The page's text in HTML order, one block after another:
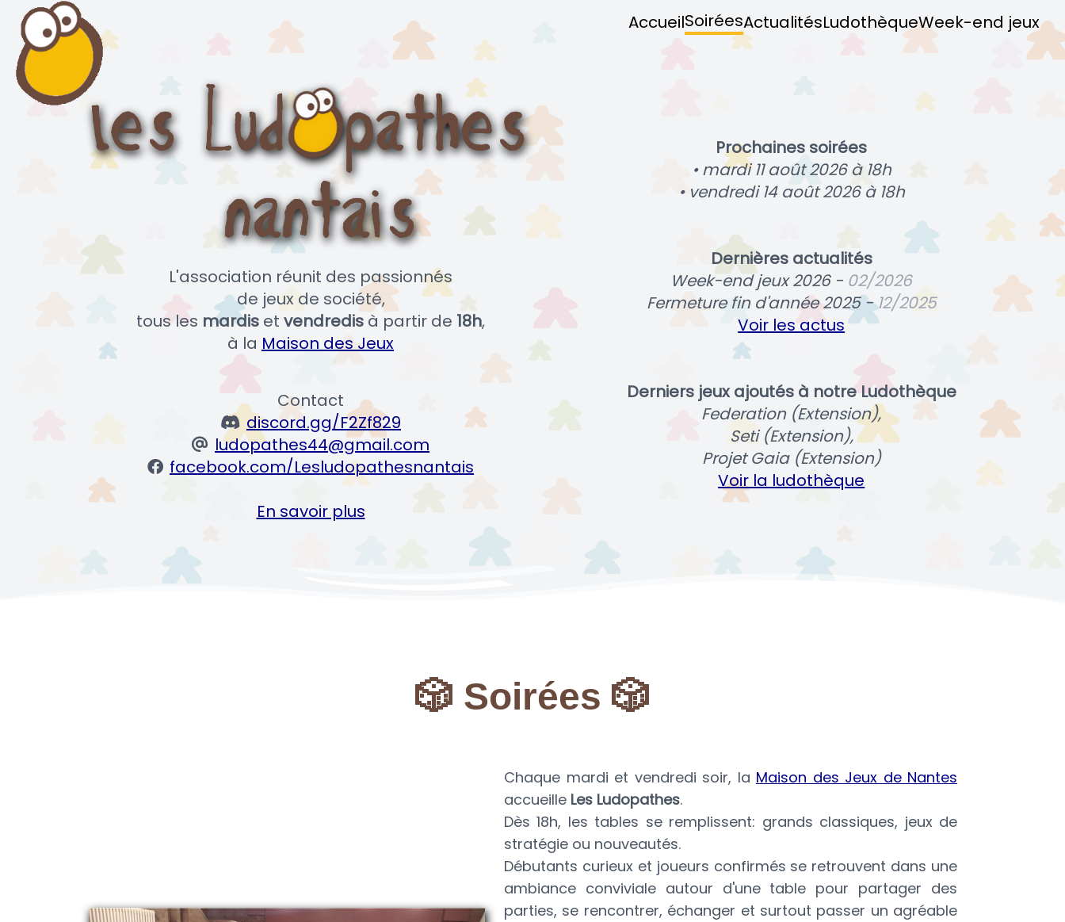
AccueilSoiréesActualitésLudothèqueWeek-end jeux
L'association réunit des passionnés
de jeux de société,
tous les mardis et vendredis à partir de 18h,
à la Maison des Jeux
Contact
discord.gg/F2Zf829
ludopathes44@gmail.com
facebook.com/Lesludopathesnantais
En savoir plus
Prochaines soirées
• mardi 11 août 2026 à 18h
• vendredi 14 août 2026 à 18h
Dernières actualités
Week-end jeux 2026 - 02/2026
Fermeture fin d'année 2025 -12/2025
Voir les actus
Derniers jeux ajoutés à notre Ludothèque
Federation (Extension),
Seti (Extension),
Projet Gaia (Extension)
Voir la ludothèque
🎲 Soirées 🎲
Chaque mardi et vendredi soir, la Maison des Jeux de Nantes
accueille Les Ludopathes.
Dès 18h, les tables se remplissent: grands classiques, jeux de
stratégie ou nouveautés.
Débutants curieux et joueurs confirmés se retrouvent dans une
ambiance conviviale autour d'une table pour partager des
parties, se rencontrer, échanger et surtout passer un agréable